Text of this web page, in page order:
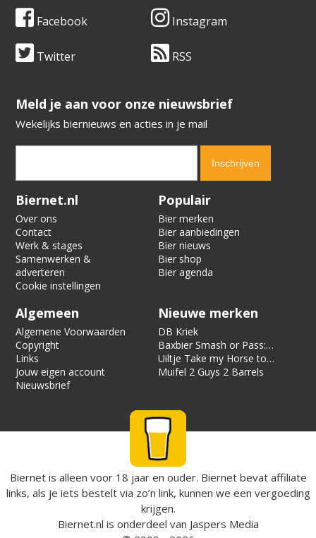
Facebook Instagram
Twitter RSS
​​​​​​​Meld je aan voor onze nieuwsbrief
Wekelijks biernieuws en acties in je mail
Verification code:
Biernet.nl
Over ons
Contact
Werk & stages
Samenwerken &
adverteren
Cookie instellingen
Populair
Bier merken
Bier aanbiedingen
Bier nieuws
Bier shop
Bier agenda
Algemeen
Algemene Voorwaarden
Copyright
Links
Jouw eigen account
Nieuwsbrief
Nieuwe merken
DB Kriek
Baxbier Smash or Pass:
Strata
Uiltje Take my Horse to
the Hotel Room
Muifel 2 Guys 2 Barrels
Biernet is alleen voor 18 jaar en ouder. Biernet bevat affiliate
links, als je iets bestelt via zo’n link, kunnen we een vergoeding
krijgen.
Biernet.nl is onderdeel van Jaspers Media